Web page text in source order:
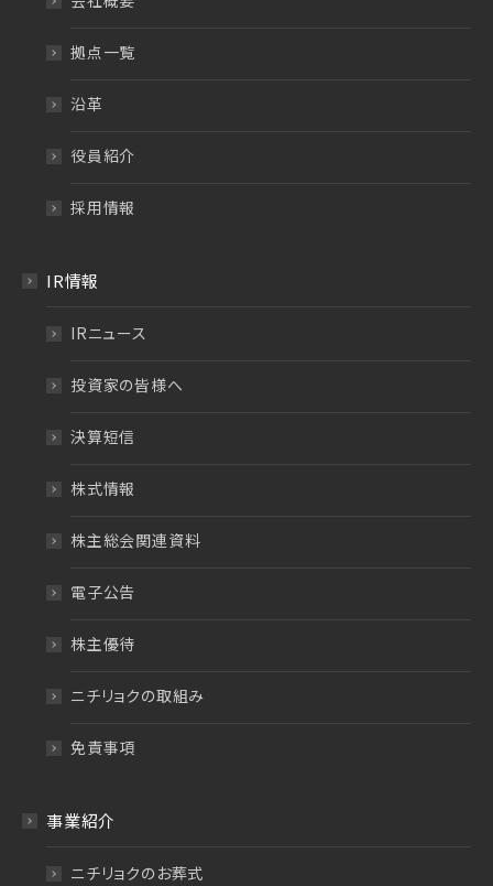
拠点一覧
沿革
役員紹介
採用情報
IR情報
IRニュース
投資家の皆様へ
決算短信
株式情報
株主総会関連資料
電子公告
株主優待
ニチリョクの取組み
免責事項
事業紹介
ニチリョクのお葬式